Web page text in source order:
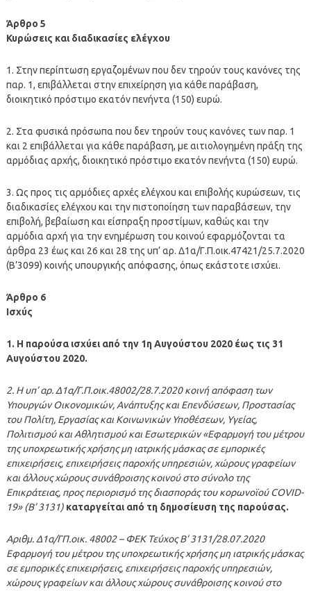
Άρθρο 5
Κυρώσεις και διαδικασίες ελέγχου
1. Στην περίπτωση εργαζομένων που δεν τηρούν τους κανόνες της
παρ. 1, επιβάλλεται στην επιχείρηση για κάθε παράβαση,
διοικητικό πρόστιμο εκατόν πενήντα (150) ευρώ.
2. Στα φυσικά πρόσωπα που δεν τηρούν τους κανόνες των παρ. 1
και 2 επιβάλλεται για κάθε παράβαση, με αιτιολογημένη πράξη της
αρμόδιας αρχής, διοικητικό πρόστιμο εκατόν πενήντα (150) ευρώ.
3. Ως προς τις αρμόδιες αρχές ελέγχου και επιβολής κυρώσεων, τις
διαδικασίες ελέγχου και την πιστοποίηση των παραβάσεων, την
επιβολή, βεβαίωση και είσπραξη προστίμων, καθώς και την
αρμόδια αρχή για την ενημέρωση του κοινού εφαρμόζονται τα
άρθρα 23 έως και 26 και 28 της υπ’ αρ. Δ1α/Γ.Π.οικ.47421/25.7.2020
(Β’3099) κοινής υπουργικής απόφασης, όπως εκάστοτε ισχύει.
Άρθρο 6
Ισχύς
1. Η παρούσα ισχύει από την 1η Αυγούστου 2020 έως τις 31
Αυγούστου 2020.
2. Η υπ’ αρ. Δ1α/Γ.Π.οικ.48002/28.7.2020 κοινή απόφαση των
Υπουργών Οικονομικών, Ανάπτυξης και Επενδύσεων, Προστασίας
του Πολίτη, Εργασίας και Κοινωνικών Υποθέσεων, Υγείας,
Πολιτισμού και Αθλητισμού και Εσωτερικών «Εφαρμογή του μέτρου
της υποχρεωτικής χρήσης μη ιατρικής μάσκας σε εμπορικές
επιχειρήσεις, επιχειρήσεις παροχής υπηρεσιών, χώρους γραφείων
και άλλους χώρους συνάθροισης κοινού στο σύνολο της
Επικράτειας, προς περιορισμό της διασποράς του κορωνοϊού COVID-
19» (Β’ 3131) καταργείται από τη δημοσίευση της παρούσας.
Αριθμ. Δ1α/ΓΠ.οικ. 48002 – ΦΕΚ Τεύχος B’ 3131/28.07.2020
Εφαρμογή του μέτρου της υποχρεωτικής χρήσης μη ιατρικής μάσκας
σε εμπορικές επιχειρήσεις, επιχειρήσεις παροχής υπηρεσιών,
χώρους γραφείων και άλλους χώρους συνάθροισης κοινού στο